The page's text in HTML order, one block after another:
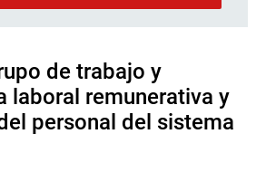
de trabajo y
laboral remunerativa y
personal del sistema